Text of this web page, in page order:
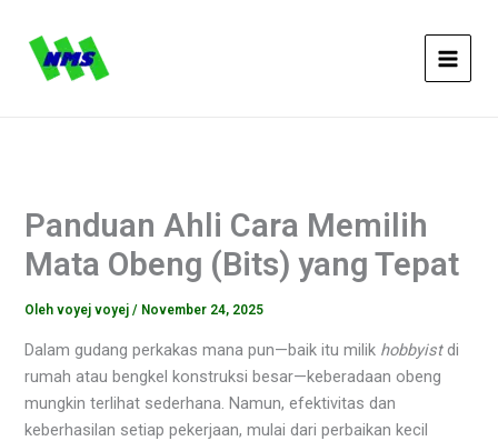
konten
Panduan Ahli Cara Memilih
Mata Obeng (Bits) yang Tepat
Olehvoyej voyej/ November 24, 2025
Dalam gudang perkakas mana pun—baik itu milik hobbyistdi
rumah atau bengkel konstruksi besar—keberadaan obeng
mungkin terlihat sederhana. Namun, efektivitas dan
keberhasilan setiap pekerjaan, mulai dari perbaikan kecil